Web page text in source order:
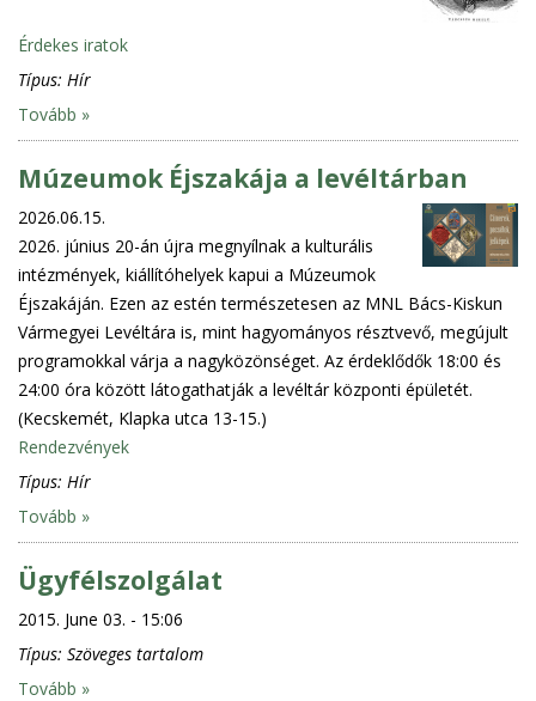
Érdekes iratok
Típus: Hír
Tovább »
Múzeumok Éjszakája a levéltárban
2026.06.15.
2026. június 20-án újra megnyílnak a kulturális
intézmények, kiállítóhelyek kapui a Múzeumok
Éjszakáján. Ezen az estén természetesen az MNL Bács-Kiskun
Vármegyei Levéltára is, mint hagyományos résztvevő, megújult
programokkal várja a nagyközönséget. Az érdeklődők 18:00 és
24:00 óra között látogathatják a levéltár központi épületét.
(Kecskemét, Klapka utca 13-15.)
Rendezvények
Típus: Hír
Tovább »
Ügyfélszolgálat
2015. June 03. - 15:06
Típus: Szöveges tartalom
Tovább »